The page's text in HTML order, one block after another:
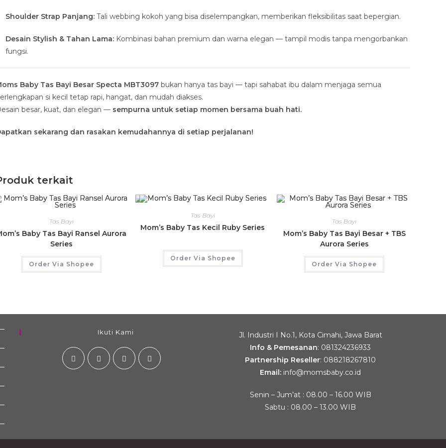
Shoulder Strap Panjang: Tali webbing kokoh yang bisa diselempangkan, memberikan fleksibilitas saat bepergian.
Desain Stylish & Tahan Lama: Kombinasi bahan premium dan warna elegan — tampil modis tanpa mengorbankan
fungsi.
Baby Tas Bayi Besar Specta MBT3097 bukan hanya tas bayi — tapi sahabat ibu dalam menjaga semua
si kecil tetap rapi, hangat, dan mudah diakses.
besar, kuat, dan elegan — sempurna untuk setiap momen bersama buah hati.
sekarang dan rasakan kemudahannya di setiap perjalanan!
terkait
Tas Bayi
Baby Tas Bayi Ransel Aurora
Series
Order Via Shopee
Tas Bayi
Mom’s Baby Tas Kecil Ruby Series
Order Via Shopee
Tas Bayi
Mom’s Baby Tas Bayi Besar + TBS
Aurora Series
Order Via Shopee
Ikuti Kami
Jl. Industri I No.1, Kota Cimahi, Jawa Barat
Info & Pemesanan: 081324236933
Partnership Reseller: 088218267810
Email: info@momsbaby.co.id
Senin – Jum’at : 08.00 – 16.00 WIB
Sabtu : 08.00 – 13.00 WIB